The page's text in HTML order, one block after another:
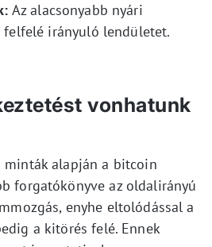
Az alacsonyabb nyári
felfelé irányuló lendületet.
vonhatunk
alapján a bitcoin
forgatókönyve az oldalirányú
enyhe eltolódással a
a kitörés felé. Ennek